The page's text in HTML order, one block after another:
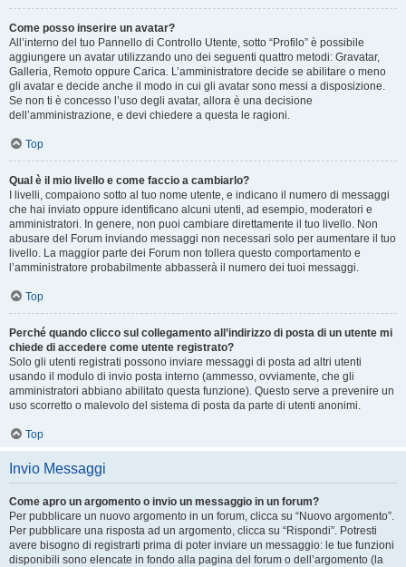
Come posso inserire un avatar?
All’interno del tuo Pannello di Controllo Utente, sotto “Profilo” è possibile
aggiungere un avatar utilizzando uno dei seguenti quattro metodi: Gravatar,
Galleria, Remoto oppure Carica. L’amministratore decide se abilitare o meno
gli avatar e decide anche il modo in cui gli avatar sono messi a disposizione.
Se non ti è concesso l’uso degli avatar, allora è una decisione
dell’amministrazione, e devi chiedere a questa le ragioni.
Top
Qual è il mio livello e come faccio a cambiarlo?
I livelli, compaiono sotto al tuo nome utente, e indicano il numero di messaggi
che hai inviato oppure identificano alcuni utenti, ad esempio, moderatori e
amministratori. In genere, non puoi cambiare direttamente il tuo livello. Non
abusare del Forum inviando messaggi non necessari solo per aumentare il tuo
livello. La maggior parte dei Forum non tollera questo comportamento e
l’amministratore probabilmente abbasserà il numero dei tuoi messaggi.
Top
Perché quando clicco sul collegamento all’indirizzo di posta di un utente mi
chiede di accedere come utente registrato?
Solo gli utenti registrati possono inviare messaggi di posta ad altri utenti
usando il modulo di invio posta interno (ammesso, ovviamente, che gli
amministratori abbiano abilitato questa funzione). Questo serve a prevenire un
uso scorretto o malevolo del sistema di posta da parte di utenti anonimi.
Top
Invio Messaggi
Come apro un argomento o invio un messaggio in un forum?
Per pubblicare un nuovo argomento in un forum, clicca su “Nuovo argomento”.
Per pubblicare una risposta ad un argomento, clicca su “Rispondi”. Potresti
avere bisogno di registrarti prima di poter inviare un messaggio: le tue funzioni
disponibili sono elencate in fondo alla pagina del forum o dell’argomento (la